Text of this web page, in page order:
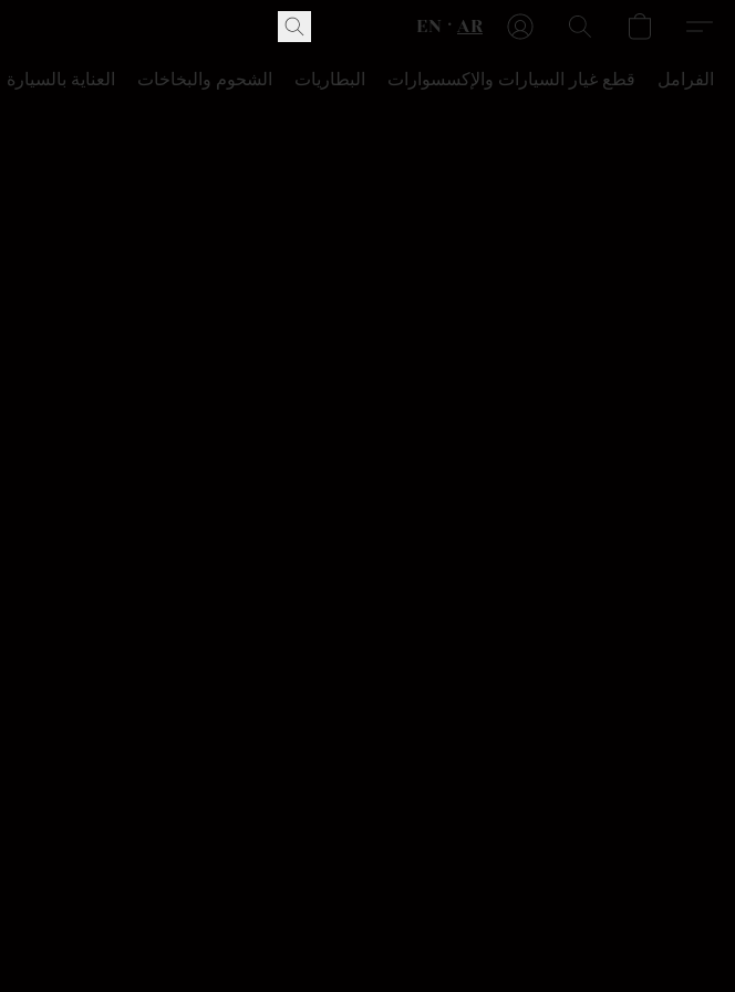
EN AR
العناية بالسيارة الشحوم والبخاخات البطاريات قطع غيار السيارات والإكسسوارات الفرامل